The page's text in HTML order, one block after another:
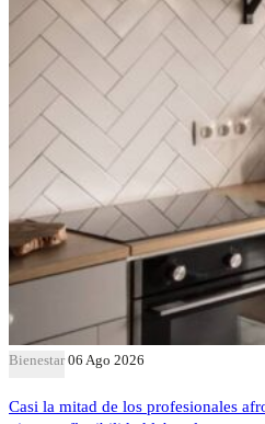
Bienestar 06 Ago 2026
Casi la mitad de los profesionales